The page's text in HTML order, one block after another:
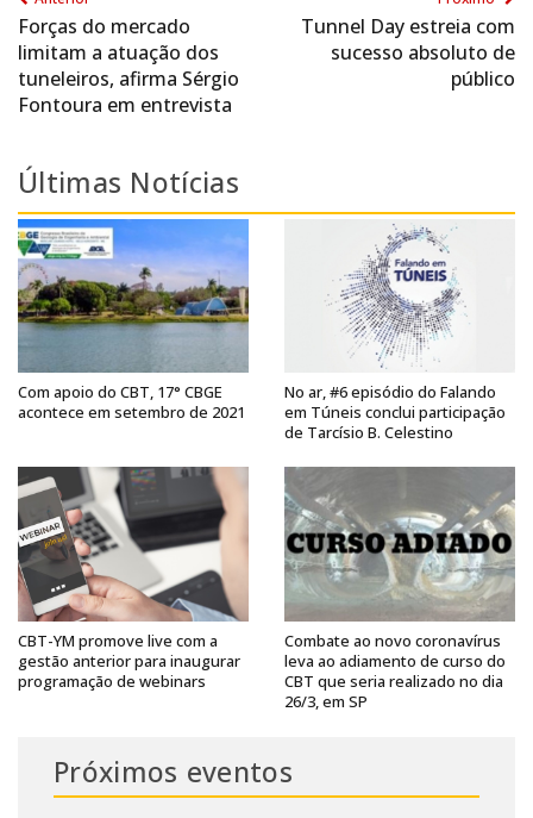
Forças do mercado
limitam a atuação dos
tuneleiros, afirma Sérgio
Fontoura em entrevista
Tunnel Day estreia com
sucesso absoluto de
público
Últimas Notícias
Com apoio do CBT, 17° CBGE
acontece em setembro de 2021
No ar, #6 episódio do Falando
em Túneis conclui participação
de Tarcísio B. Celestino
CBT-YM promove live com a
gestão anterior para inaugurar
programação de webinars
Combate ao novo coronavírus
leva ao adiamento de curso do
CBT que seria realizado no dia
26/3, em SP
Próximos eventos